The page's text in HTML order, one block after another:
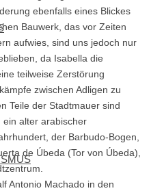
ebenfalls eines Blickes
Bauwerk, das vor Zeiten
aufwies, sind uns jedoch nur
da Isabella die
teilweise Zerstörung
zwischen Adligen zu
Teile der Stadtmauer sind
ein alter arabischer
der Barbudo-Bogen,
de Úbeda (Tor von Úbeda),
Antonio Machado in den